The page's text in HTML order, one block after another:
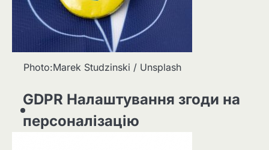
Photo:Marek Studzinski / Unsplash
GDPR Налаштування згоди на
персоналізацію